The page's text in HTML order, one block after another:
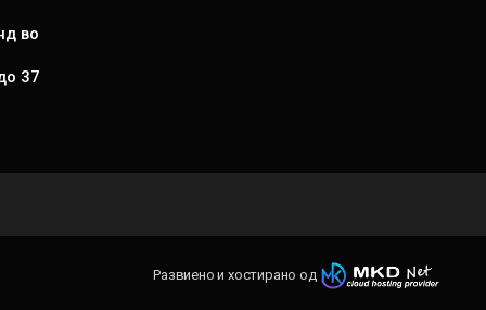
во
37
Развиено и хостирано од